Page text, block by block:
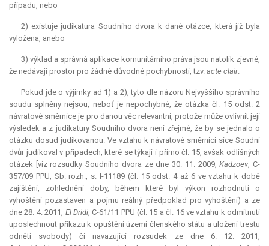
případu, nebo
2) existujejudikatura Soudního dvora k dané otázce, která již byla
vyložena, anebo
3) výklad a správná aplikace komunitárního práva jsou natolik zjevné,
že nedávají prostor pro žádné důvodné pochybnosti, tzv. acte clair.
Pokud jde o výjimky ad 1) a 2), tyto dle názoru Nejvyššího správního
soudu splněny nejsou, neboť je nepochybné, že otázka čl. 15 odst. 2
návratové směrnice je pro danou věcrelevantní, protože může ovlivnit její
výsledek a z judikatury Soudního dvora není zřejmé, že by se jednalo o
otázku dosud judikovanou. Ve vztahu k návratové směrnici sice Soudní
dvůr judikoval v případech, které se týkají i přímo čl. 15, avšak odlišných
otázek [viz rozsudky Soudního dvora ze dne 30. 11. 2009,Kadzoev, C-
357/09 PPU, Sb. rozh., s. I-11189 (čl. 15 odst. 4 až 6 ve vztahu k době
zajištění, zohlednění doby, během které byl výkon rozhodnutí o
vyhoštění pozastaven a pojmu reálný předpoklad pro vyhoštění) a ze
dne 28. 4. 2011, El Dridi, C-61/11 PPU (čl. 15 a čl. 16 ve vztahu k odmítnutí
uposlechnout příkazu k opuštění území členského státu a uložení trestu
odnětí svobody) či navazující rozsudek ze dne 6. 12. 2011,